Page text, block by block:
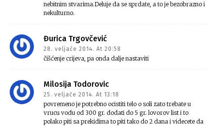
nebitnim stvarima.Deluje da se sprdate, a to je bezobrazno i
nekulturno.
Đurica Trgovčević
28. veljače 2014. At 20:58
čišćenje crijeva, pa onda dalje nastaviti
Milosija Todorovic
25. veljače 2014. At 13:18
povremeno je potrebno ocistiti telo o soli zato trebate u
vrucu vodu od 300 gr. dodati do 5 gr. lovorov list i to
polako piti sa prekidima to piti tako do 2 dana i videcete da